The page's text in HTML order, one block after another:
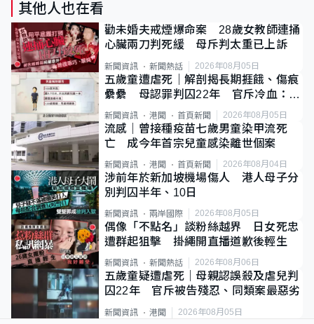
其他人也在看
勸未婚夫戒煙爆命案 28歲女教師連捅
心臟兩刀判死緩 母斥判太重已上訴
新聞資訊 新聞熱話 2026年08月05日
五歲童遭虐死｜解剖揭長期捱餓、傷痕
纍纍 母認罪判囚22年 官斥冷血：同
類案最惡劣
新聞資訊 港聞 首頁新聞 2026年08月05日
流感｜曾接種疫苗七歲男童染甲流死
亡 成今年首宗兒童感染離世個案
新聞資訊 港聞 首頁新聞 2026年08月04日
涉前年於新加坡機場傷人 港人母子分
別判囚半年、10日
新聞資訊 兩岸國際 2026年08月05日
偶像「不點名」談粉絲越界 日女死忠
遭群起狙擊 掛繩開直播道歉後輕生
新聞資訊 新聞熱話 2026年08月06日
五歲童疑遭虐死｜母親認誤殺及虐兒判
囚22年 官斥被告殘忍、同類案最惡劣
新聞資訊 港聞 2026年08月05日